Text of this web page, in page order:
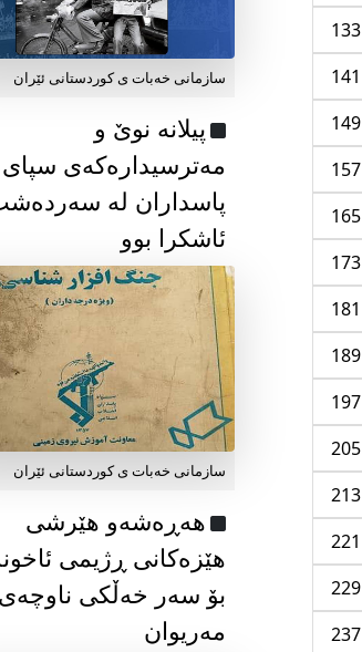
133
141
149
157
165
173
181
189
197
205
213
221
229
237
سازمانی خەبات ی كوردستانی ئێران
پیلانە نوێ و
مەترسیدارەکەی سپای
پاسداران لە
ئاشکرا بوو
سازمانی خەبات ی كوردستانی ئێران
هەڕەشەو هێرشی
هێزەکانی ڕژیمی
بۆ سەر خەڵکی
مەریوان